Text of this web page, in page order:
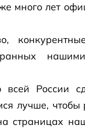
много лет
России
лучше, чтобы
страницах